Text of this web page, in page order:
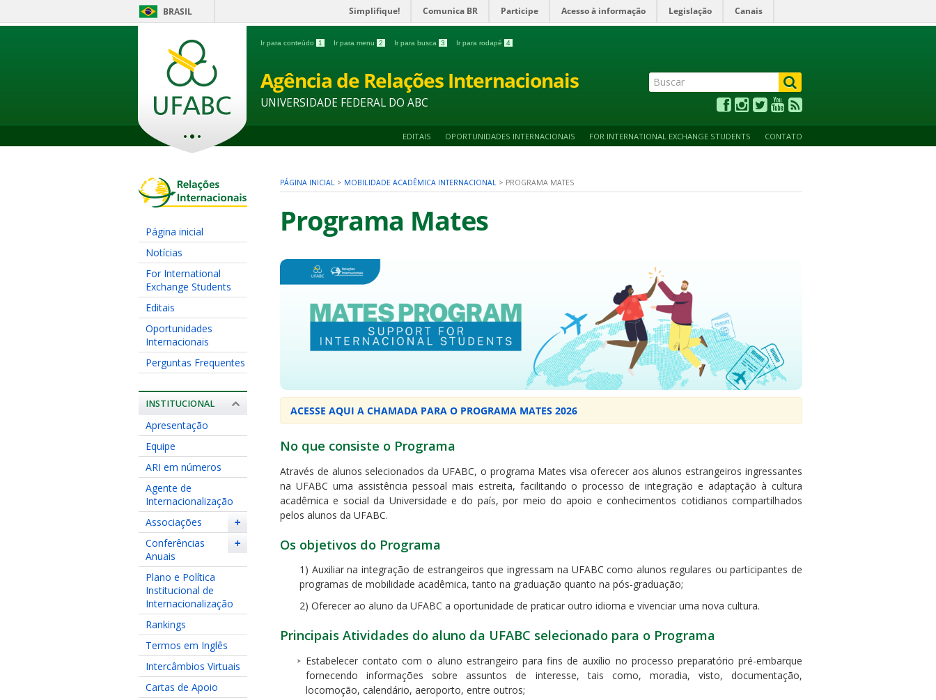
BRASIL Simplifique! Comunica BR Participe Acesso à informação Legislação Canais
Ir para conteúdo 1 Ir para menu 2 Ir para busca 3 Ir para rodapé 4
Agência de Relações Internacionais
UNIVERSIDADE FEDERAL DO ABC
EDITAIS OPORTUNIDADES INTERNACIONAIS FOR INTERNATIONAL EXCHANGE STUDENTS CONTATO
Página inicial
Notícias
For International
Exchange Students
Editais
Oportunidades
Internacionais
Perguntas Frequentes
INSTITUCIONAL
Apresentação
Equipe
ARI em números
Agente de
Internacionalização
+
Associações
+
Conferências
Anuais
Plano e Política
Institucional de
Internacionalização
Rankings
Termos em Inglês
Intercâmbios Virtuais
Cartas de Apoio
PÁGINA INICIAL > MOBILIDADE ACADÊMICA INTERNACIONAL > PROGRAMA MATES
Programa Mates
ACESSE AQUI A CHAMADA PARA O PROGRAMA MATES 2026
No que consiste o Programa
Através de alunos selecionados da UFABC, o programa Mates visa oferecer aos alunos estrangeiros ingressantes
na UFABC uma assistência pessoal mais estreita, facilitando o processo de integração e adaptação à cultura
acadêmica e social da Universidade e do país, por meio do apoio e conhecimentos cotidianos compartilhados
pelos alunos da UFABC.
Os objetivos do Programa
1) Auxiliar na integração de estrangeiros que ingressam na UFABC como alunos regulares ou participantes de
programas de mobilidade acadêmica, tanto na graduação quanto na pós-graduação;
2) Oferecer ao aluno da UFABC a oportunidade de praticar outro idioma e vivenciar uma nova cultura.
Principais Atividades do aluno da UFABC selecionado para o Programa
Estabelecer contato com o aluno estrangeiro para fins de auxílio no processo preparatório pré-embarque
fornecendo informações sobre assuntos de interesse, tais como, moradia, visto, documentação,
locomoção, calendário, aeroporto, entre outros;